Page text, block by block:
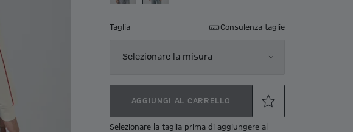
Taglia Consulenza taglie
Selezionare la misura
AGGIUNGI AL CARRELLO
Selezionare la taglia prima di aggiungere al